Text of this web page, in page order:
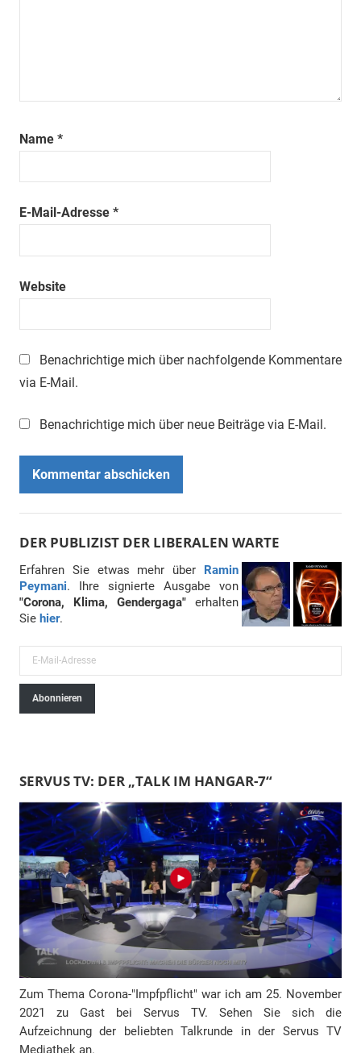
Name *
E-Mail-Adresse *
Website
Benachrichtige mich über nachfolgende Kommentare
via E-Mail.
Benachrichtige mich über neue Beiträge via E-Mail.
DER PUBLIZIST DER LIBERALEN WARTE
Erfahren Sie etwas mehr über Ramin
Peymani. Ihre signierte Ausgabe von
"Corona, Klima, Gendergaga" erhalten
Sie hier.
-
A
d
r
e
s
s
Abonnieren
SERVUS TV: DER „TALK IM HANGAR-7“
Zum Thema Corona-"Impfpflicht" war ich am 25. November
2021 zu Gast bei Servus TV. Sehen Sie sich die
Aufzeichnung der beliebten Talkrunde in der Servus TV